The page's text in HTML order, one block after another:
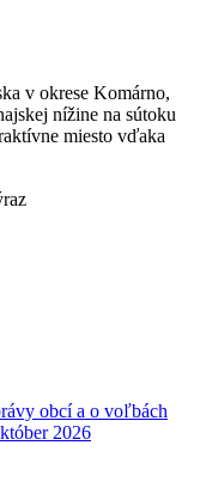
v okrese Komárno,
nížine na sútoku
miesto vďaka
obcí a o voľbách
2026